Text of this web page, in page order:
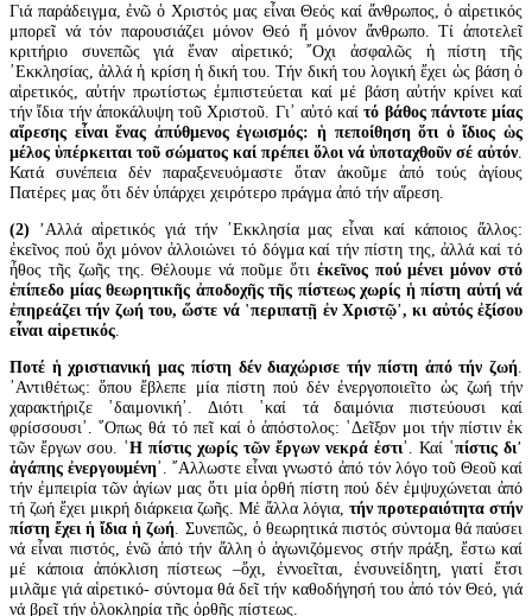
Γιά παράδειγμα, ἐνῶ ὁ Χριστός μας εἶναι Θεός καί ἄνθρωπος, ὁ αἱρετικός
μπορεῖ νά τόν παρουσιάζει μόνον Θεό ἤ μόνον ἄνθρωπο. Τί ἀποτελεῖ
κριτήριο συνεπῶς γιά ἕναν αἱρετικό; ῎Οχι ἀσφαλῶς ἡ πίστη τῆς
᾽Εκκλησίας, ἀλλά ἡ κρίση ἡ δική του. Τήν δική του λογική ἔχει ὡς βάση ὁ
αἱρετικός, αὐτήν πρωτίστως ἐμπιστεύεται καί μέ βάση αὐτήν κρίνει καί
τήν ἴδια τήν ἀποκάλυψη τοῦ Χριστοῦ. Γι᾽ αὐτό καίτό βάθος πάντοτε μίας
αἵρεσης εἶναι ἕνας ἀπύθμενος ἐγωισμός: ἡ πεποίθηση ὅτι ὁ ἴδιος ὡς
μέλος ὑπέρκειται τοῦ σώματος καί πρέπει ὅλοι νά ὑποταχθοῦν σέ αὐτόν
Κατά συνέπεια δέν παραξενευόμαστε ὅταν ἀκοῦμε ἀπό τούς ἁγίους
Πατέρες μας ὅτι δέν ὑπάρχει χειρότερο πράγμα ἀπό τήν αἵρεση.
(2) ᾽Αλλά αἱρετικός γιά τήν ᾽Εκκλησία μας εἶναι καί κάποιος ἄλλος:
ἐκεῖνος πού ὄχι μόνον ἀλλοιώνει τό δόγμα καί τήν πίστη της, ἀλλά καί τό
ἦθος τῆς ζωῆς της. Θέλουμε νά ποῦμε ὅτι ἐκεῖνος πού μένει μόνον στό
ἐπίπεδο μίας θεωρητικῆς ἀποδοχῆς τῆς πίστεως χωρίς ἡ πίστη αὐτή νά
ἐπηρεάζει τήν ζωή του, ὥστε νά ῾περιπατῇ ἐν Χριστῷ᾽, κι αὐτός ἐξίσου
εἶναι αἱρετικός
Ποτέ ἡ χριστιανική μας πίστη δέν διαχώρισε τήν πίστη ἀπό τήν ζωή
᾽Αντιθέτως: ὅπου ἔβλεπε μία πίστη πού δέν ἐνεργοποιεῖτο ὡς ζωή τήν
χαρακτήριζε ῾δαιμονική᾽. Διότι ῾καί τά δαιμόνια πιστεύουσι καί
φρίσσουσι᾽. ῞Οπως θά τό πεῖ καί ὁ ἀπόστολος: ῾Δεῖξον μοι τήν πίστιν ἐκ
τῶν ἔργων σου. ῾Η πίστις χωρίς τῶν ἔργων νεκρά ἐστι᾽. Καί ῾πίστις δι᾽
ἀγάπης ἐνεργουμένη᾽. ῎Αλλωστε εἶναι γνωστό ἀπό τόν λόγο τοῦ Θεοῦ καί
τήν ἐμπειρία τῶν ἁγίων μας ὅτι μία ὀρθή πίστη πού δέν ἐμψυχώνεται ἀπό
τή ζωή ἔχει μικρή διάρκεια ζωῆς. Μέ ἄλλα λόγια, τήν προτεραιότητα στήν
πίστη ἔχει ἡ ἴδια ἡ ζωή . Συνεπῶς, ὁ θεωρητικά πιστός σύντομα θά παύσει
νά εἶναι πιστός, ἐνῶ ἀπό τήν ἄλλη ὁ ἀγωνιζόμενος στήν πράξη, ἔστω καί
μέ κάποια ἀπόκλιση πίστεως –ὄχι, ἐννοεῖται, ἐνσυνείδητη, γιατί ἔτσι
μιλᾶμε γιά αἱρετικό- σύντομα θά δεῖ τήν καθοδήγησή του ἀπό τόν Θεό, γιά
νά βρεῖ τήν ὁλοκληρία τῆς ὀρθῆς πίστεως.